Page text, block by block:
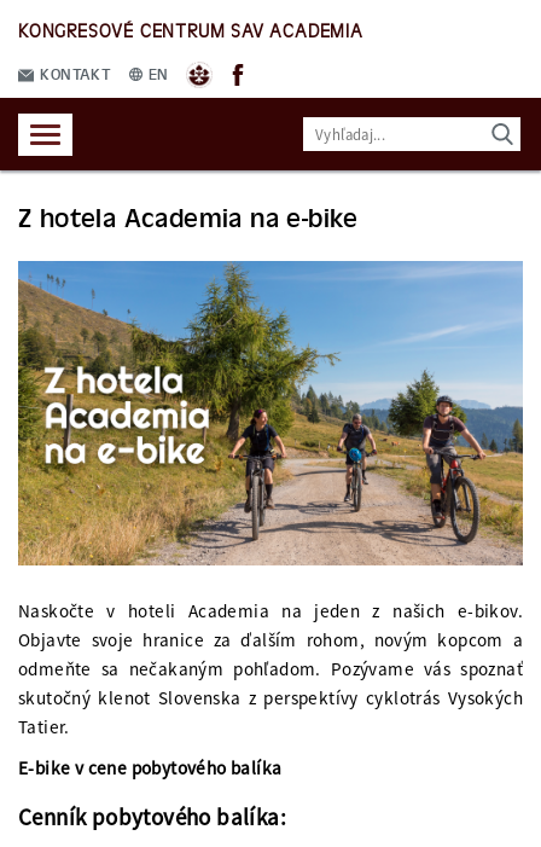
KONGRESOVÉ CENTRUM SAV ACADEMIA
KONTAKT EN
Z hotela Academia na e-bike
Naskočte v hoteli Academia na jeden z našich e-bikov.
Objavte svoje hranice za ďalším rohom, novým kopcom a
odmeňte sa nečakaným pohľadom. Pozývame vás spoznať
skutočný klenot Slovenska z perspektívy cyklotrás Vysokých
Tatier.
E-bike v cene pobytového balíka
Cenník pobytového balíka: